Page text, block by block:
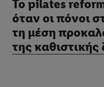
Το pilates
όταν οι πόνοι
τη μέση
της καθιστικής